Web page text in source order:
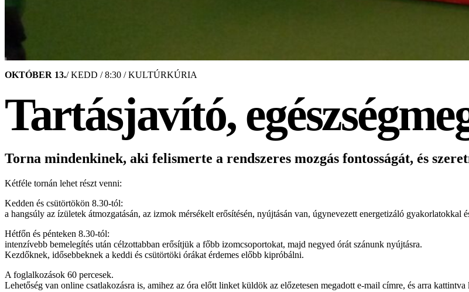
OKTÓBER 13./ KEDD / 8:30 / KULTÚRKÚRIA
Tartásjavító,
Torna mindenkinek, aki felismerte a rendszeres mozgás fontosságát, és
Kétféle tornán lehet részt venni:
Kedden és csütörtökön 8.30-tól:
a hangsúly az ízületek átmozgatásán, az izmok mérsékelt erősítésén, nyújtásán van, úgynevezett energetizáló gyakorlatokkal
Hétfőn és pénteken 8.30-tól:
intenzívebb bemelegítés után célzottabban erősítjük a főbb izomcsoportokat, majd negyed órát szánunk nyújtásra.
Kezdőknek, idősebbeknek a keddi és csütörtöki órákat érdemes előbb kipróbálni.
A foglalkozások 60 percesek.
Lehetőség van online csatlakozásra is, amihez az óra előtt linket küldök az előzetesen megadott e-mail címre, és arra kattintva